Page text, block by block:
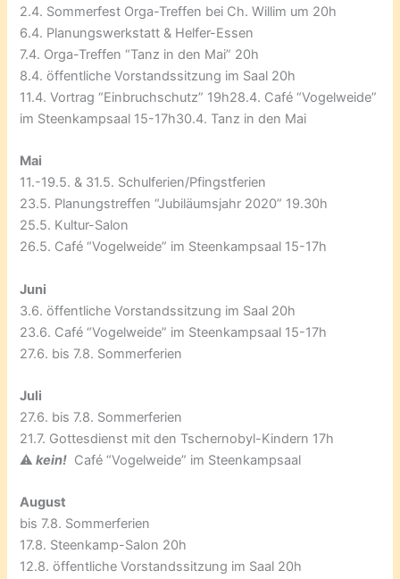
2.4. Sommerfest Orga-Treffen bei Ch. Willim um 20h
6.4. Planungswerkstatt & Helfer-Essen
7.4. Orga-Treffen “Tanz in den Mai” 20h
8.4. öffentliche Vorstandssitzung im Saal 20h
11.4. Vortrag “Einbruchschutz” 19h28.4. Café “Vogelweide”
im Steenkampsaal 15-17h30.4. Tanz in den Mai
Mai
11.-19.5. & 31.5. Schulferien/Pfingstferien
23.5. Planungstreffen “Jubiläumsjahr 2020” 19.30h
25.5. Kultur-Salon
26.5. Café “Vogelweide” im Steenkampsaal 15-17h
Juni
3.6. öffentliche Vorstandssitzung im Saal 20h
23.6. Café “Vogelweide” im Steenkampsaal 15-17h
27.6. bis 7.8. Sommerferien
Juli
27.6. bis 7.8. Sommerferien
21.7. Gottesdienst mit den Tschernobyl-Kindern 17h
⚠️ kein! Café “Vogelweide” im Steenkampsaal
August
bis 7.8. Sommerferien
17.8. Steenkamp-Salon 20h
12.8. öffentliche Vorstandssitzung im Saal 20h